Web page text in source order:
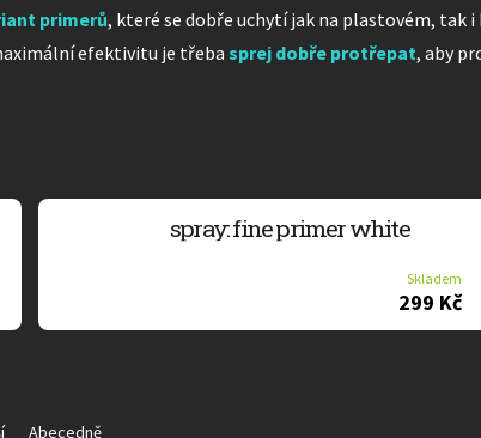
primerů, které se dobře uchytí jak na plastovém, tak
efektivitu je třeba sprej dobře protřepat, aby
spray: fine primer white
Skladem
299 Kč
Abecedně